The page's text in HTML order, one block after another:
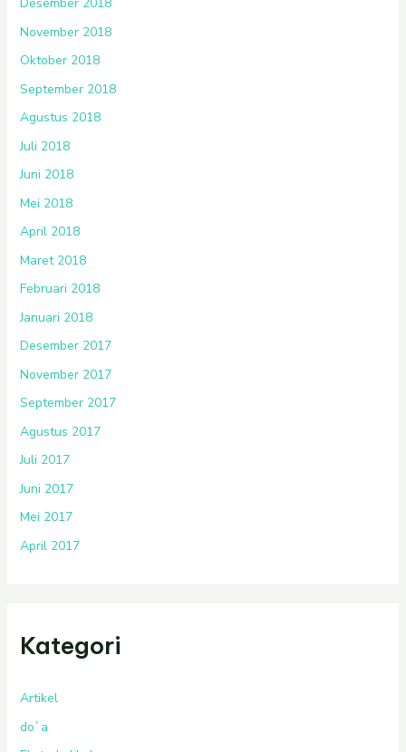
November 2018
Oktober 2018
September 2018
Agustus 2018
Juli 2018
Juni 2018
Mei 2018
April 2018
Maret 2018
Februari 2018
Januari 2018
Desember 2017
November 2017
September 2017
Agustus 2017
Juli 2017
Juni 2017
Mei 2017
April 2017
Kategori
Artikel
do`a